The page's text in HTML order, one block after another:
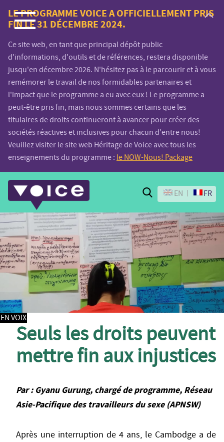
Voice.Global
website
LE PROGRAMME VOICE A OFFICIELLEMENT PRIS
FIN LE 31 DÉCEMBRE 2024.
Ce site web, en tant que principal dépôt public
d'informations, d'outils et de références, restera disponible
jusqu'en décembre 2026. N'hésitez pas à le parcourir et à vous
remémorer le travail de nos formidables partenaires et
l'impact que le programme a eu avec eux ! Le programme a
peut-être pris fin, mais nous sommes certains que les
titulaires de droits continueront à avancer pour créer des
sociétés réactives et inclusives pour chacun d'entre nous!
Veuillez visiter le site web Héritage de Voice avec tous les
enseignements du programme : le NOW-Nous! Package
Search
EN FR
EN VOIX
Seuls les droits peuvent
mettre fin aux injustices
Par : Gyanu Gurung, chargé de programme, Réseau
Asie-Pacifique des travailleurs du sexe (APNSW)
Après une interruption de 4 ans, le Cambodge a de